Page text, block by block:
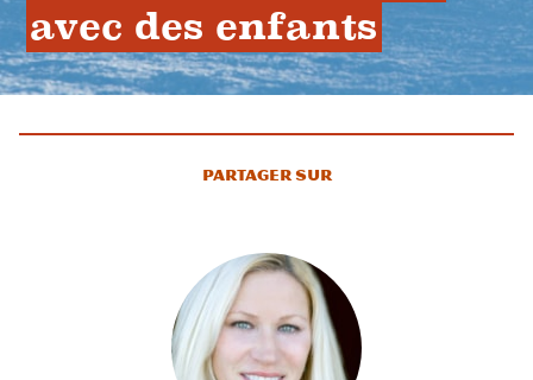
avec des enfants
Partager sur